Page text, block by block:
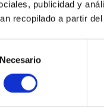
publicidad y
recopilado a partir
Necesario